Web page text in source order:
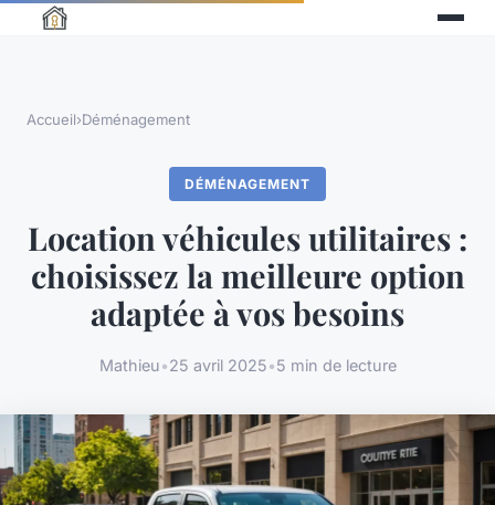
Accueil›Déménagement
DÉMÉNAGEMENT
Location véhicules utilitaires :
choisissez la meilleure option
adaptée à vos besoins
Mathieu•25 avril 2025•5 min de lecture